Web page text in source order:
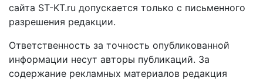
сайта ST-KT.ru допускается только с письменного
разрешения редакции.
Ответственность за точность опубликованной
информации несут авторы публикаций. За
содержание рекламных материалов редакция